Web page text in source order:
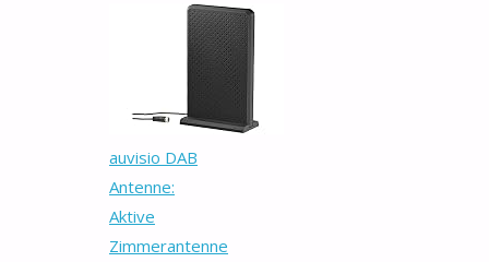
auvisio DAB
Antenne:
Aktive
Zimmerantenne